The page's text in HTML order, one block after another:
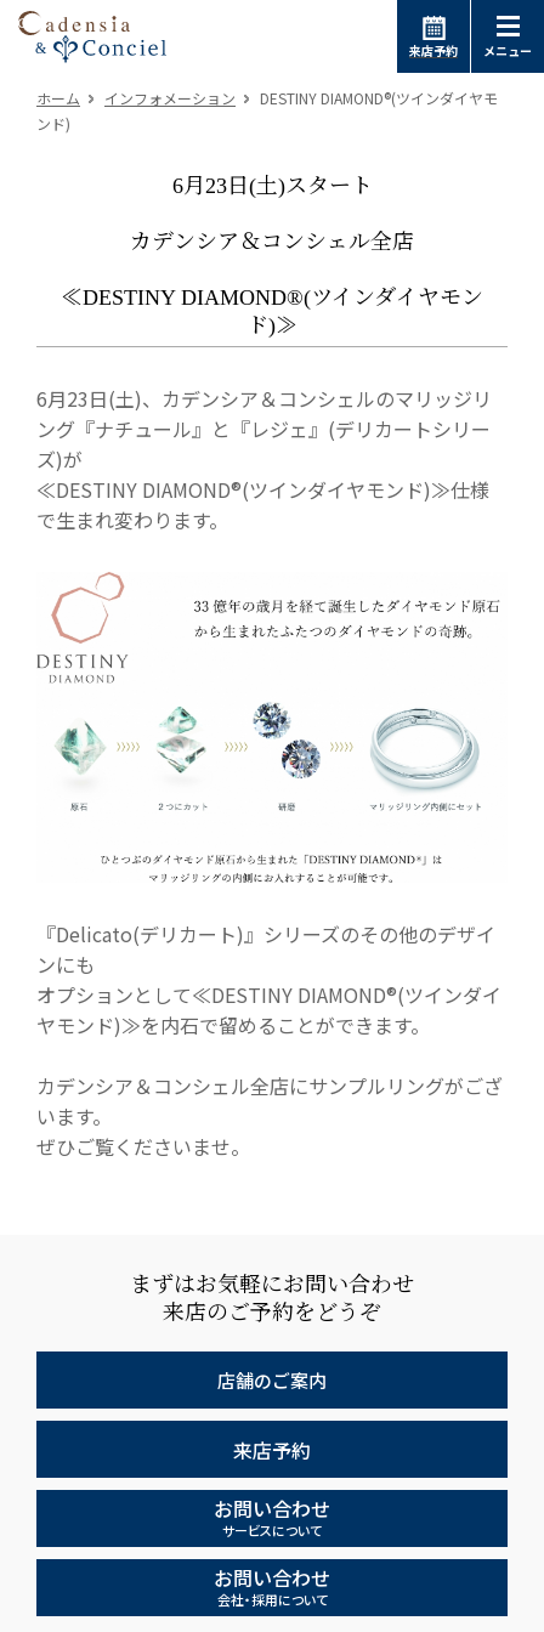
来店予約 メニュー
ホーム インフォメーション
DESTINY DIAMOND®(ツインダイヤモ
ンド)
6月23日(土)スタート
カデンシア＆コンシェル全店
≪DESTINY DIAMOND®(ツインダイヤモン
ド)≫
6月23日(土)、カデンシア＆コンシェルのマリッジリ
ング『ナチュール』と『レジェ』(デリカートシリー
ズ)が
≪DESTINY DIAMOND®(ツインダイヤモンド)≫仕様
で生まれ変わります。
『Delicato(デリカート)』シリーズのその他のデザイ
ンにも
オプションとして≪DESTINY DIAMOND®(ツインダイ
ヤモンド)≫を内石で留めることができます。
カデンシア＆コンシェル全店にサンプルリングがござ
います。
ぜひご覧くださいませ。
まずはお気軽にお問い合わせ
来店のご予約をどうぞ
店舗のご案内
来店予約
お問い合わせ
サービスについて
お問い合わせ
会社・採用について